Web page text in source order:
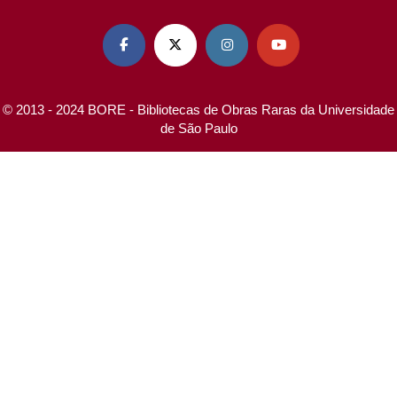
   
© 2013 - 2024 BORE - Bibliotecas de Obras Raras da Universidade
de São Paulo